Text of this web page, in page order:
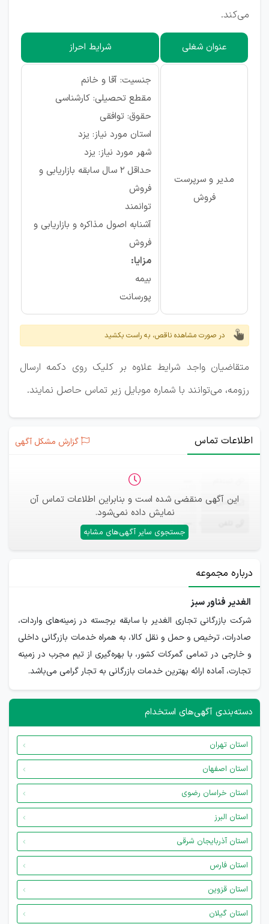
می‌کند.
عنوان شغلی شرایط احراز
مدیر و سرپرست
فروش
جنسیت: آقا و خانم
مقطع تحصیلی: کارشناسی
حقوق: توافقی
استان مورد نیاز: یزد
شهر مورد نیاز: یزد
حداقل 2 سال سابقه بازاریابی و
فروش
توانمند
آشنابه اصول مذاکره و بازاریابی و
فروش
مزایا:
بیمه
پورسانت
در صورت مشاهده ناقص، به راست بکشید
متقاضیان واجد شرایط علاوه بر کلیک روی دکمه ارسال
رزومه، می‌توانند با شماره موبایل زیر تماس حاصل نمایند.
اطلاعات تماس گزارش مشکل آگهی
این آگهی منقضی شده است و بنابراین اطلاعات تماس آن
نمایش داده نمی‌شود.
جستجوی سایر آگهی‌های مشابه
ایمیل —
—
درباره مجموعه
الغدیر فناور سبز
شرکت بازرگانی تجاری الغدیر با سابقه برجسته در زمینه‌های واردات،
صادرات، ترخیص و حمل و نقل کالا، به همراه خدمات بازرگانی داخلی
و خارجی در تمامی گمرکات کشور، با بهره‌گیری از تیم مجرب در زمینه
تجارت، آماده ارائه بهترین خدمات بازرگانی به تجار گرامی می‌باشد.
دسته‌بندی آگهی‌های استخدام
استان تهران
استان اصفهان
استان خراسان رضوی
استان البرز
استان آذربایجان شرقی
استان فارس
استان قزوین
استان گیلان